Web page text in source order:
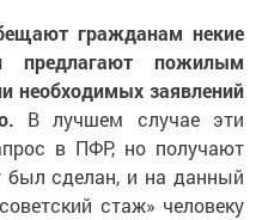
гражданам некие
предлагают пожилым
заявлений
В лучшем случае эти
в ПФР, но получают
был сделан, и на данный
стаж» человеку